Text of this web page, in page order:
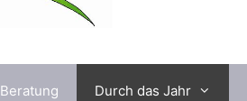
Beratung Durch das Jahr